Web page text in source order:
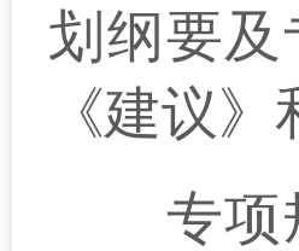
划纲要
《建议
专项规